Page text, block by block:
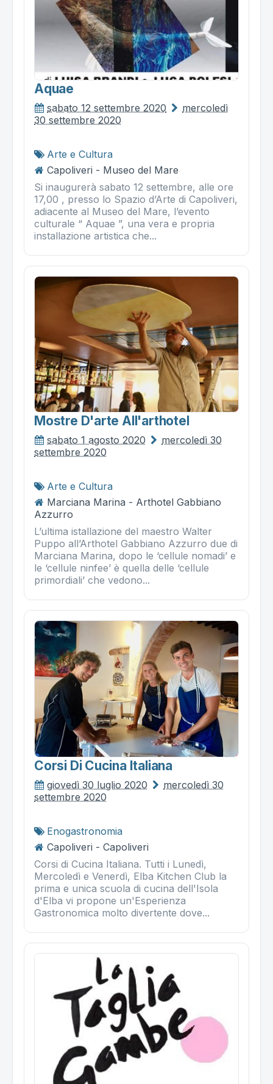
Aquae
sabato 12 settembre 2020
mercoledì
30 settembre 2020
Arte e Cultura
Capoliveri - Museo del Mare
Si inaugurerà sabato 12 settembre, alle ore
17,00 , presso lo Spazio d’Arte di Capoliveri,
adiacente al Museo del Mare, l’evento
culturale “ Aquae ”, una vera e propria
installazione artistica che...
Mostre D'arte All'arthotel
sabato 1 agosto 2020
mercoledì 30
settembre 2020
Arte e Cultura
Marciana Marina - Arthotel Gabbiano
Azzurro
L’ultima istallazione del maestro Walter
Puppo all’Arthotel Gabbiano Azzurro due di
Marciana Marina, dopo le ‘cellule nomadi’ e
le ‘cellule ninfee’ è quella delle ‘cellule
primordiali’ che vedono...
Corsi Di Cucina Italiana
giovedì 30 luglio 2020
mercoledì 30
settembre 2020
Enogastronomia
Capoliveri - Capoliveri
Corsi di Cucina Italiana. Tutti i Lunedì,
Mercoledì e Venerdì, Elba Kitchen Club la
prima e unica scuola di cucina dell'Isola
d'Elba vi propone un'Esperienza
Gastronomica molto divertente dove...